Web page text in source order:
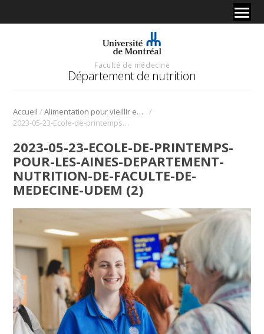
Faculté de médecine
Département de nutrition
Accueil / Alimentation pour vieillir en santé
/
2023-05-23-Ecole-de-printemps-pour-les-aines-Departement-nutrition-de-Faculte-de-medecine-UdeM (2)
2023-05-23-ECOLE-DE-PRINTEMPS-
POUR-LES-AINES-DEPARTEMENT-
NUTRITION-DE-FACULTE-DE-
MEDECINE-UDEM (2)